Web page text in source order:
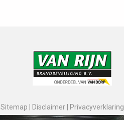
Sitemap Disclaimer Privacyverklaring